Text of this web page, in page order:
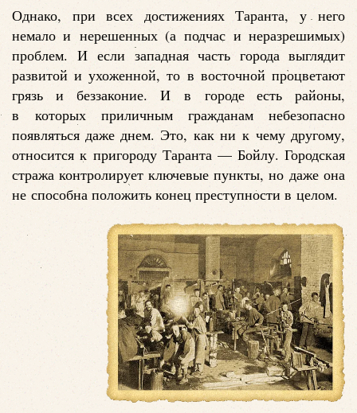
Однако, при всех достижениях Таранта, у него
немало и нерешенных (а подчас и неразрешимых)
проблем. И если западная часть города выглядит
развитой и ухоженной, то в восточной процветают
грязь и беззаконие. И в городе есть районы,
в которых приличным гражданам небезопасно
появляться даже днем. Это, как ни к чему другому,
относится к пригороду Таранта — Бойлу. Городская
стража контролирует ключевые пункты, но даже она
не способна положить конец преступности в целом.